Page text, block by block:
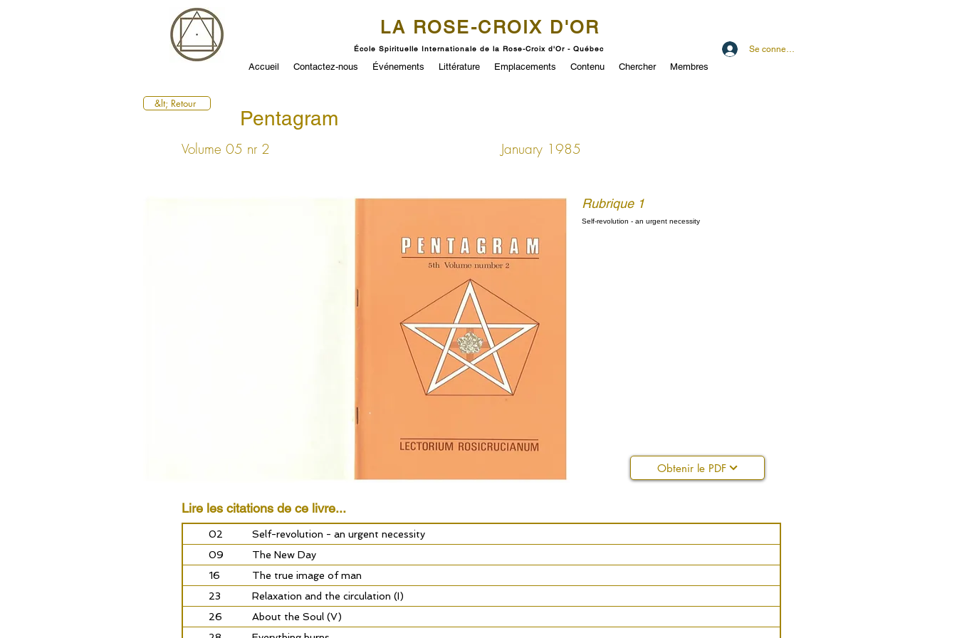
LA ROSE-CROIX D'OR
École Spirituelle Internationale de la Rose-Croix d'Or - Québec Se connecter
Accueil Contactez-nous Événements Littérature Emplacements Contenu Chercher Membres
&lt; Retour
Pentagram
Volume 05 nr 2 January 1985
Rubrique 1
Self-revolution - an urgent necessity
Obtenir le PDF
Lire les citations de ce livre...
02
Self-revolution - an urgent necessity
09
The New Day
16
The true image of man
23
Relaxation and the circulation (I)
26
About the Soul (V)